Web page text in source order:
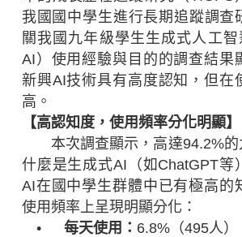
我國國中學生進行長期追蹤調查
關我國九年級學生生成式人工智
AI）使用經驗與目的的調查結果
新興AI技術具有高度認知，但在
高。
【高認知度，使用頻率分化明顯】
本次調查顯示，高達94.2%的
什麼是生成式AI（如ChatGPT等
AI在國中學生群體中已有極高的
使用頻率上呈現明顯分化：
• 每天使用： 6.8%（495人）